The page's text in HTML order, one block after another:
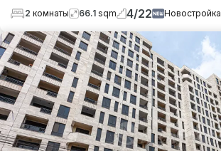
2 комнаты 66.1 sqm 4/22 Новостройка